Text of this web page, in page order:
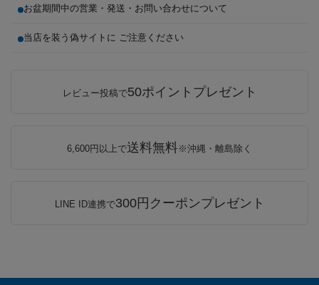
お盆期間中の営業・発送・お問い合わせについて
当店を装う偽サイトに ご注意ください
レビュー投稿で50ポイントプレゼント
6,600円以上で送料無料※沖縄・離島除く
LINE ID連携で300円クーポンプレゼント